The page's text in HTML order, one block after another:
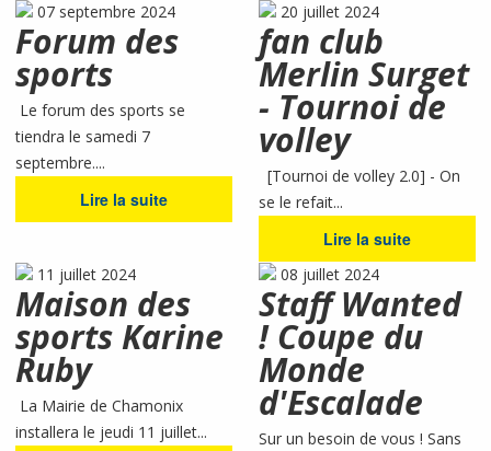
07 septembre 2024
Forum des
sports
Le forum des sports se
tiendra le samedi 7
septembre....
Lire la suite
20 juillet 2024
fan club
Merlin Surget
- Tournoi de
volley
[Tournoi de volley 2.0] - On
se le refait...
Lire la suite
11 juillet 2024
Maison des
sports Karine
Ruby
La Mairie de Chamonix
installera le jeudi 11 juillet...
08 juillet 2024
Staff Wanted
! Coupe du
Monde
d'Escalade
Sur un besoin de vous ! Sans